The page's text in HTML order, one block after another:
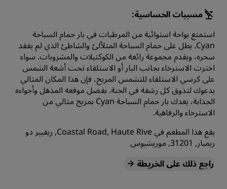
مسببات الحساسية:
استمتع بواحة استوائية من المرطبات في بار حمام السباحة
Cyan. يطل على حمام السباحة المتلألئ والشاطئ الذي لم يفقد
سحره، ويقدم مجموعة رائعة من الكوكتيلات والمشروبات. سواء
اخترت الاسترخاء بجانب البار أو الاستلقاء تحت أشعة الشمس
على كرسي الاستلقاء للتشمس المريح، فإن هذا المكان المثالي
يدعوك لتذوق كل رشفة في الجنة. بفضل موقعه المذهل وأجواءه
الجذابة، يعدك بار حمام السباحة Cyan بمزيج مثالي من
الاسترخاء والرفاهية.
يقع هذا المطعم في Coastal Road, Haute Rive, ريفيير دو
ريمبار, 31201, موريشيوس
راجع ذلك على الخريطة